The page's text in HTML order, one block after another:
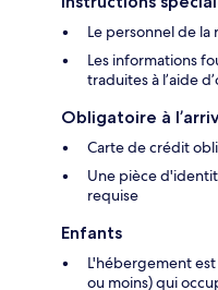
Le personnel de la
Les informations
traduites à l’aide
Obligatoire à
Carte de crédit
Une pièce
requise
Enfants
L'hébergement
ou moins) qui